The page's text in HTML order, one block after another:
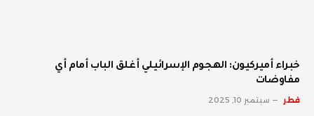
خبراء أميركيون: الهجوم الإسرائيلي أغلق الباب أمام أي
مفاوضات
قطر سبتمبر 10, 2025